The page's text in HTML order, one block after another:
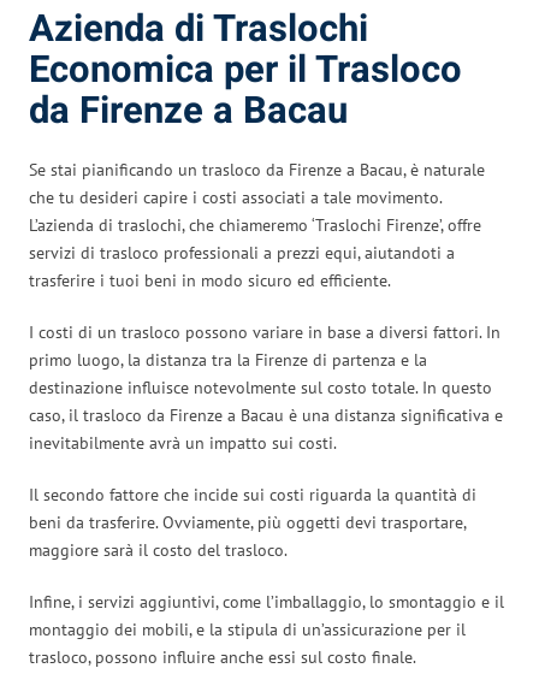
Azienda di Traslochi
Economica per il Trasloco
da Firenze a Bacau
Se stai pianificando un trasloco da Firenze a Bacau, è naturale
che tu desideri capire i costi associati a tale movimento.
L’azienda di traslochi, che chiameremo ‘Traslochi Firenze’, offre
servizi di trasloco professionali a prezzi equi, aiutandoti a
trasferire i tuoi beni in modo sicuro ed efficiente.
I costi di un trasloco possono variare in base a diversi fattori. In
primo luogo, la distanza tra la Firenze di partenza e la
destinazione influisce notevolmente sul costo totale. In questo
caso, il trasloco da Firenze a Bacau è una distanza significativa e
inevitabilmente avrà un impatto sui costi.
Il secondo fattore che incide sui costi riguarda la quantità di
beni da trasferire. Ovviamente, più oggetti devi trasportare,
maggiore sarà il costo del trasloco.
Infine, i servizi aggiuntivi, come l’imballaggio, lo smontaggio e il
montaggio dei mobili, e la stipula di un’assicurazione per il
trasloco, possono influire anche essi sul costo finale.